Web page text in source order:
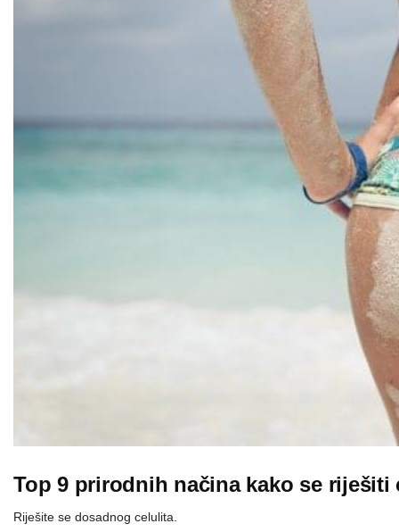
Top 9 prirodnih načina kako se riješiti
Riješite se dosadnog celulita.